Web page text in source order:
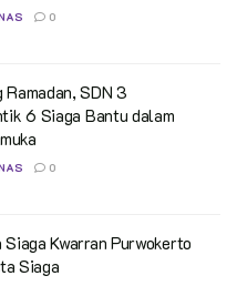
0
SDN 3
6 Siaga Bantu dalam
0
Siaga Kwarran Purwokerto
Siaga